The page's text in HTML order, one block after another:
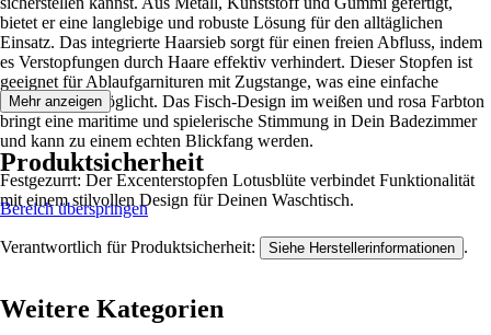
bietet er eine langlebige und robuste Lösung für den alltäglichen
Einsatz. Das integrierte Haarsieb sorgt für einen freien Abfluss, indem
es Verstopfungen durch Haare effektiv verhindert. Dieser Stopfen ist
geeignet für Ablaufgarnituren mit Zugstange, was eine einfache
Bedienung ermöglicht. Das Fisch-Design im weißen und rosa Farbton
bringt eine maritime und spielerische Stimmung in Dein Badezimmer
und kann zu einem echten Blickfang werden.
Festgezurrt: Der Excenterstopfen Lotusblüte verbindet Funktionalität
mit einem stilvollen Design für Deinen Waschtisch.
Mehr anzeigen
Produktsicherheit
Bereich überspringen
Verantwortlich für Produktsicherheit: Siehe Herstellerinformationen .
Weitere Kategorien